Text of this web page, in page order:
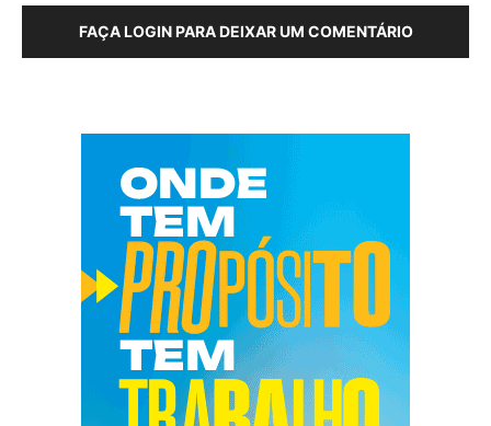
FAÇA LOGIN PARA DEIXAR UM COMENTÁRIO